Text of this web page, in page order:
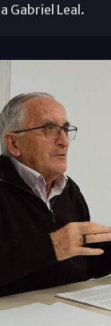
Gabriel Leal.